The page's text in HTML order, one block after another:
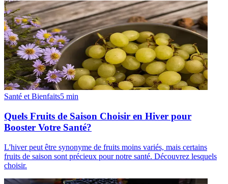
Santé et Bienfaits5 min
Quels Fruits de Saison Choisir en Hiver pour
Booster Votre Santé?
L'hiver peut être synonyme de fruits moins variés, mais certains
fruits de saison sont précieux pour notre santé. Découvrez lesquels
choisir.